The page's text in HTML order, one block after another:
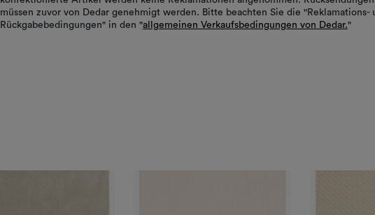
müssen zuvor von Dedar genehmigt werden. Bitte beachten Sie die "Reklamations-
Rückgabebedingungen" in den "allgemeinen Verkaufsbedingungen von Dedar."